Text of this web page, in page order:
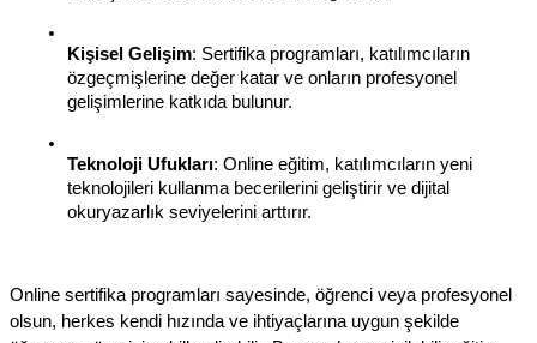
Kişisel Gelişim: Sertifika programları, katılımcıların
özgeçmişlerine değer katar ve onların profesyonel
gelişimlerine katkıda bulunur.
Teknoloji Ufukları: Online eğitim, katılımcıların yeni
teknolojileri kullanma becerilerini geliştirir ve dijital
okuryazarlık seviyelerini arttırır.
Online sertifika programları sayesinde, öğrenci veya profesyonel
olsun, herkes kendi hızında ve ihtiyaçlarına uygun şekilde